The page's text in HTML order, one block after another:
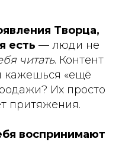
Творца,
есть — люди не
читать. Контент
кажешься «ещё
Их просто
притяжения.
воспринимают